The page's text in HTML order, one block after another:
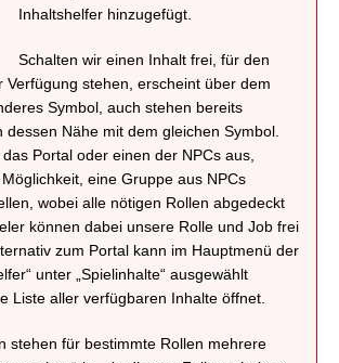
Inhaltshelfer hinzugefügt.
Schalten wir einen Inhalt frei, für den
Verfügung stehen, erscheint über dem
Symbol, auch stehen bereits
dessen Nähe mit dem gleichen Symbol.
Portal oder einen der NPCs aus,
eine Gruppe aus NPCs
wobei alle nötigen Rollen abgedeckt
können dabei unsere Rolle und Job frei
zum Portal kann im Hauptmenü der
unter „Spielinhalte“ ausgewählt
Liste aller verfügbaren Inhalte öffnet.
stehen für bestimmte Rollen mehrere